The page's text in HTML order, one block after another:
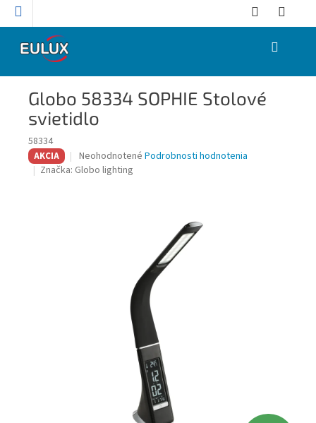
Prejsť
NÁKUPNÝ
Globo 58334 SOPHIE Stolové
svietidlo
58334
AKCIA
Priemerné
hodnotenie
Neohodnotené Podrobnosti hodnotenia
Značka: Globo lighting